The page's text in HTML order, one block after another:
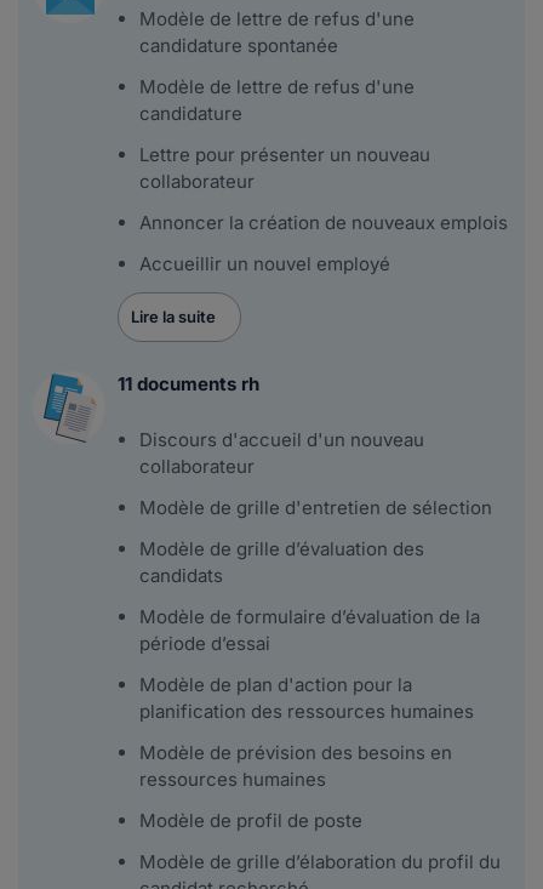
Modèle de lettre de refus d'une
candidature spontanée
Modèle de lettre de refus d'une
candidature
Lettre pour présenter un nouveau
collaborateur
Annoncer la création de nouveaux emplois
Accueillir un nouvel employé
Lire la suite
11 documents rh
Discours d'accueil d'un nouveau
collaborateur
Modèle de grille d'entretien de sélection
Modèle de grille d’évaluation des
candidats
Modèle de formulaire d’évaluation de la
période d’essai
Modèle de plan d'action pour la
planification des ressources humaines
Modèle de prévision des besoins en
ressources humaines
Modèle de profil de poste
Modèle de grille d’élaboration du profil du